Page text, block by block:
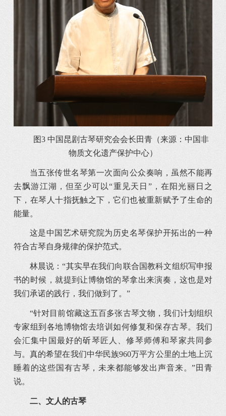
图3 中国昆剧古琴研究会会长田青（来源：中国非
物质文化遗产保护中心）
当五张传世名琴第一次面向公众奏响，虽然不能再
去飘游江湖，但至少可以“重见天日”，在阳光丽日之
下，在琴人十指抚触之下，它们也被重新赋予了生命的
能量。
这是中国艺术研究院为历史名琴保护开拓出的一种
符合古琴自身规律的保护范式。
林晨说：“其实早在我们向联合国教科文组织写申报
书的时候，就提到让博物馆的琴拿出来演奏，这也是对
我们承诺的践行，我们做到了。”
“针对目前馆藏这五百多张古琴文物，我们计划组织
专家组到各地博物馆去培训如何修复和保存古琴。我们
会汇集中国最好的斫琴匠人、修琴师傅和琴家共同参
与。真的希望在我们中华民族960万平方公里的土地上沉
睡着的这些国有古琴，未来都能够发出声音来。”田青
说。
二、 文人的古琴